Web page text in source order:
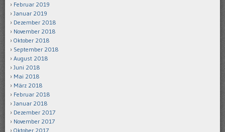
Februar 2019
Januar 2019
Dezember 2018
November 2018
Oktober 2018
September 2018
August 2018
Juni 2018
Mai 2018
März 2018
Februar 2018
Januar 2018
Dezember 2017
November 2017
Oktober 2017